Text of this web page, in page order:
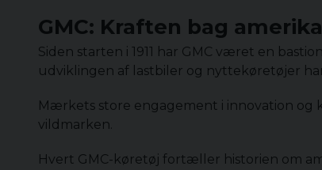
GMC: Kraften bag
Siden starten i 1911 har GMC været en
udviklingen af ​​lastbiler og nyttekøretøjer
Mærkets store engagement i innovation og
vildmarken.
Hvert GMC-køretøj fortæller historien om